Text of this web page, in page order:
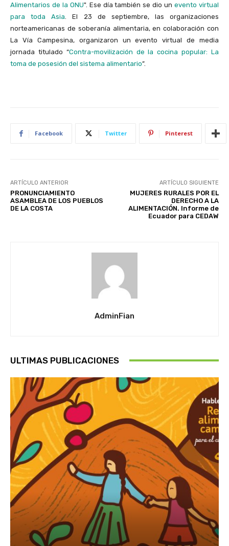
Alimentarios de la ONU". Ese día también se dio unevento virtual
para toda Asia . El 23 de septiembre, las organizaciones
norteamericanas de soberanía alimentaria, en colaboración con
La Vía Campesina, organizaron un evento virtual de media
jornada titulado “Contra-movilización de la cocina popular: La
toma de posesión del sistema alimentario”.
Facebook Twitter Pinterest
ARTÍCULO ANTERIOR
PRONUNCIAMIENTO
ASAMBLEA DE LOS PUEBLOS
DE LA COSTA
ARTÍCULO SIGUIENTE
MUJERES RURALES POR EL
DERECHO A LA
ALIMENTACIÓN. Informe de
Ecuador para CEDAW
AdminFian
ULTIMAS PUBLICACIONES